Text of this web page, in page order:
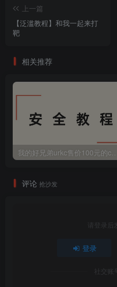
上一篇
【泛滥教程】和我一起来打
靶
相关推荐
我的好兄弟urkc售价100元的cnvd刷证书方法
评论 抢沙发
请登录后
登录
社交账